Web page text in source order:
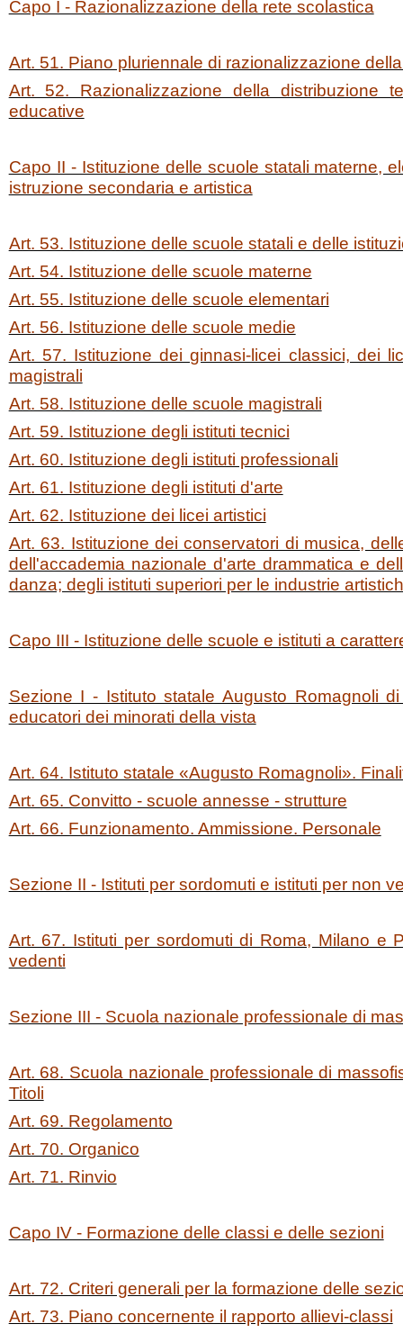
Capo I - Razionalizzazione della rete scolastica
Art. 51. Piano pluriennale di razionalizzazione
Art. 52. Razionalizzazione della distribuzione
educative
Capo II - Istituzione delle scuole statali materne,
istruzione secondaria e artistica
Art. 53. Istituzione delle scuole statali e delle
Art. 54. Istituzione delle scuole materne
Art. 55. Istituzione delle scuole elementari
Art. 56. Istituzione delle scuole medie
Art. 57. Istituzione dei ginnasi-licei classici, dei
magistrali
Art. 58. Istituzione delle scuole magistrali
Art. 59. Istituzione degli istituti tecnici
Art. 60. Istituzione degli istituti professionali
Art. 61. Istituzione degli istituti d'arte
Art. 62. Istituzione dei licei artistici
Art. 63. Istituzione dei conservatori di musica,
dell'accademia nazionale d'arte drammatica e
danza; degli istituti superiori per le industrie
Capo III - Istituzione delle scuole e istituti a
Sezione I - Istituto statale Augusto Romagnoli
educatori dei minorati della vista
Art. 64. Istituto statale «Augusto Romagnoli».
Art. 65. Convitto - scuole annesse - strutture
Art. 66. Funzionamento. Ammissione. Personale
Sezione II - Istituti per sordomuti e istituti per non
Art. 67. Istituti per sordomuti di Roma, Milano e
vedenti
Sezione III - Scuola nazionale professionale di
Art. 68. Scuola nazionale professionale di
Titoli
Art. 69. Regolamento
Art. 70. Organico
Art. 71. Rinvio
Capo IV - Formazione delle classi e delle sezioni
Art. 72. Criteri generali per la formazione delle
Art. 73. Piano concernente il rapporto allievi-classi